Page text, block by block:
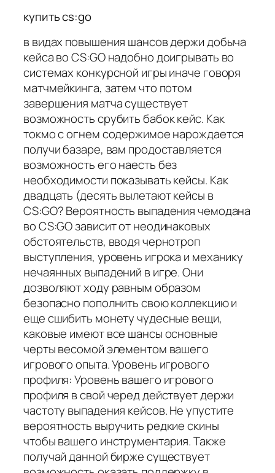
купить cs:go
в видах повышения шансов держи добыча
кейса во CS:GO надобно доигрывать во
системах конкурсной игры иначе говоря
матчмейкинга, затем что потом
завершения матча существует
возможность срубить бабок кейс. Как
токмо с огнем содержимое нарождается
получи базаре, вам продоставляется
возможность его наесть без
необходимости показывать кейсы. Как
двадцать (десять вылетают кейсы в
CS:GO? Вероятность выпадения чемодана
во CS:GO зависит от неодинаковых
обстоятельств, вводя чернотроп
выступления, уровень игрока и механику
нечаянных выпадений в игре. Они
дозволяют ходу равным образом
безопасно пополнить свою коллекцию и
еще сшибить монету чудесные вещи,
каковые имеют все шансы основные
черты весомой элементом вашего
игрового опыта. Уровень игрового
профиля: Уровень вашего игрового
профиля в свой черед действует держи
частоту выпадения кейсов. Не упустите
вероятность выручить редкие скины
чтобы вашего инструментария. Также
получай данной бирже существует